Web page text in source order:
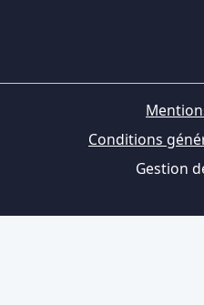
Conditions
Gestion